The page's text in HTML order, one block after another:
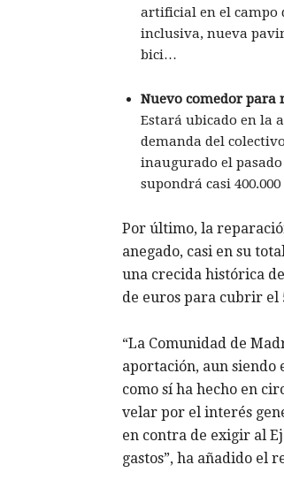
artificial en el campo
inclusiva, nueva
bici…
Nuevo comedor para
Estará ubicado en la
demanda del
inaugurado el
supondrá casi 400.000
Por último, la
anegado, casi en su
una crecida histórica
de euros para cubrir el
“La Comunidad de
aportación, aun siendo
como sí ha hecho en
velar por el interés
en contra de exigir al
gastos”, ha añadido el